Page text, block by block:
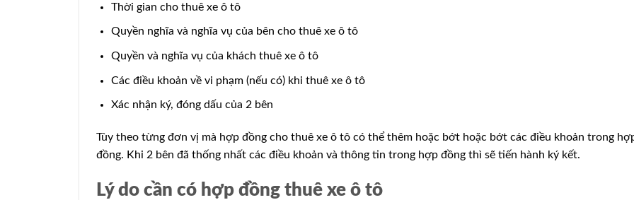
Thời gian cho thuê xe ô tô
Quyền nghĩa và nghĩa vụ của bên cho thuê xe ô tô
Quyền và nghĩa vụ của khách thuê xe ô tô
Các điều khoản về vi phạm (nếu có) khi thuê xe ô tô
Xác nhận ký, đóng dấu của 2 bên
Tùy theo từng đơn vị mà hợp đồng cho thuê xe ô tô có thể thêm hoặc bớt hoặc bớt các điều khoản trong
đồng. Khi 2 bên đã thống nhất các điều khoản và thông tin trong hợp đồng thì sẽ tiến hành ký kết.
Lý do cần có hợp đồng thuê xe ô tô